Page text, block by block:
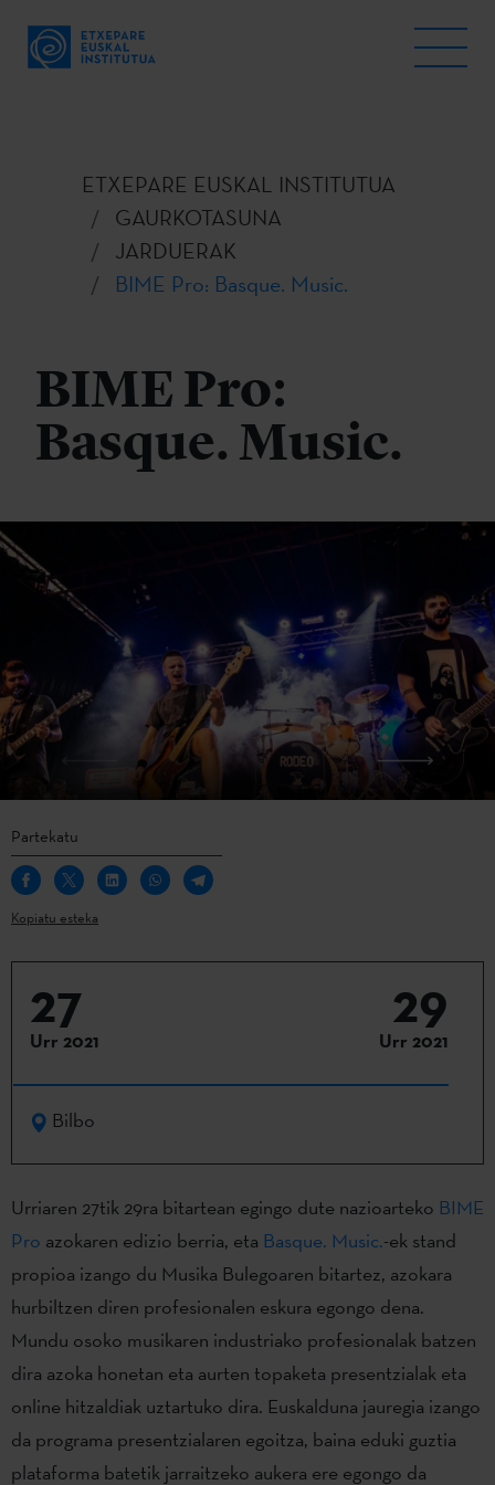
ETXEPARE EUSKAL INSTITUTUA
GAURKOTASUNA
JARDUERAK
BIME Pro: Basque. Music.
BIME Pro:
Basque. Music.
Partekatu
Kopiatu esteka
27
Urr 2021
29
Urr 2021
Bilbo
Urriaren 27tik 29ra bitartean egingo dute nazioarteko BIME
Pro azokaren edizio berria, eta Basque. Music.-ek stand
propioa izango du Musika Bulegoaren bitartez, azokara
hurbiltzen diren profesionalen eskura egongo dena.
Mundu osoko musikaren industriako profesionalak batzen
dira azoka honetan eta aurten topaketa presentzialak eta
online hitzaldiak uztartuko dira. Euskalduna jauregia izango
da programa presentzialaren egoitza, baina eduki guztia
plataforma batetik jarraitzeko aukera ere egongo da